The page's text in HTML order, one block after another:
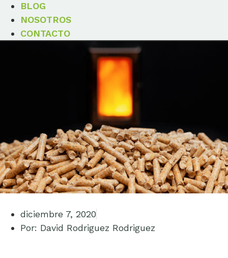
BLOG
NOSOTROS
CONTACTO
diciembre 7, 2020
Por: David Rodriguez Rodriguez